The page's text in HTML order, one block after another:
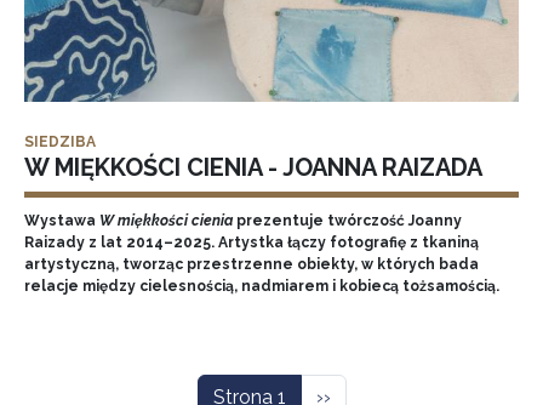
SIEDZIBA
W MIĘKKOŚCI CIENIA - JOANNA RAIZADA
Wystawa W miękkości cieniaprezentuje twórczość Joanny
Raizady z lat 2014–2025. Artystka łączy fotografię z tkaniną
artystyczną, tworząc przestrzenne obiekty, w których bada
relacje między cielesnością, nadmiarem i kobiecą tożsamością.
Strona 1 Następna strona
››